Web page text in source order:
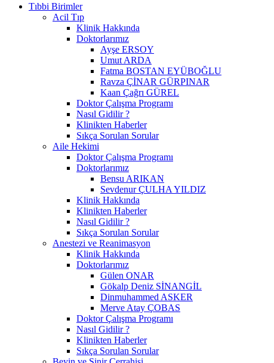
Tıbbi Birimler
Acil Tıp
Klinik Hakkında
Doktorlarımız
Ayşe ERSOY
Umut ARDA
Fatma BOSTAN EYÜBOĞLU
Ravza ÇİNAR GÜRPINAR
Kaan Çağrı GÜREL
Doktor Çalışma Programı
Nasıl Gidilir ?
Klinikten Haberler
Sıkça Sorulan Sorular
Aile Hekimi
Doktor Çalışma Programı
Doktorlarımız
Bensu ARIKAN
Sevdenur ÇULHA YILDIZ
Klinik Hakkında
Klinikten Haberler
Nasıl Gidilir ?
Sıkça Sorulan Sorular
Anestezi ve Reanimasyon
Klinik Hakkında
Doktorlarımız
Gülen ONAR
Gökalp Deniz SİNANGİL
Dinmuhammed ASKER
Merve Atay ÇOBAS
Doktor Çalışma Programı
Nasıl Gidilir ?
Klinikten Haberler
Sıkça Sorulan Sorular